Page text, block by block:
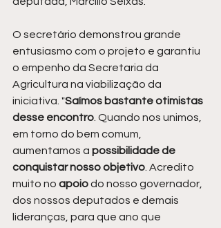
O secretário demonstrou grande
entusiasmo com o projeto e garantiu
o empenho da Secretaria da
Agricultura na viabilização da
iniciativa. "Saímos bastante otimistas
desse encontro . Quando nos unimos,
em torno do bem comum,
aumentamos a possibilidade de
conquistar nosso objetivo . Acredito
muito no apoio do nosso governador,
dos nossos deputados e demais
lideranças, para que ano que